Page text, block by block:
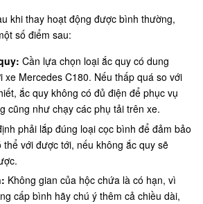
khi thay hoạt động được bình thường,
số điểm sau:
Cần lựa chọn loại ắc quy có dung
xe Mercedes C180. Nếu thấp quá so với
ắc quy không có đủ điện để phục vụ
cũng như chạy các phụ tải trên xe.
phải lắp đúng loại cọc bình để đảm bảo
thể với được tới, nếu không ắc quy sẽ
Không gian của hộc chứa là có hạn, vì
cấp bình hãy chú ý thêm cả chiều dài,